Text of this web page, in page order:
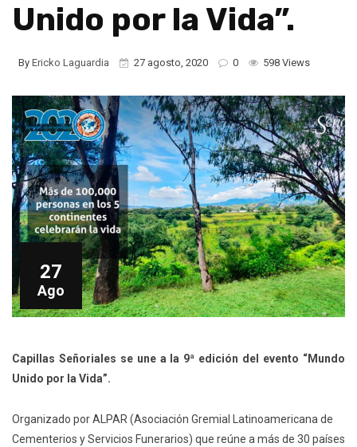
Unido por la Vida”.
By Ericko Laguardia 27 agosto, 2020 0 598 Views
27
Ago
Capillas Señoriales se une a la 9ª edición del evento “Mundo
Unido por la Vida”.
Organizado por ALPAR (Asociación Gremial Latinoamericana de
Cementerios y Servicios Funerarios) que reúne a más de 30 países